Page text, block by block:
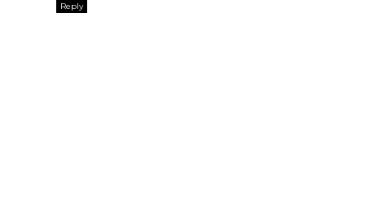
Reply